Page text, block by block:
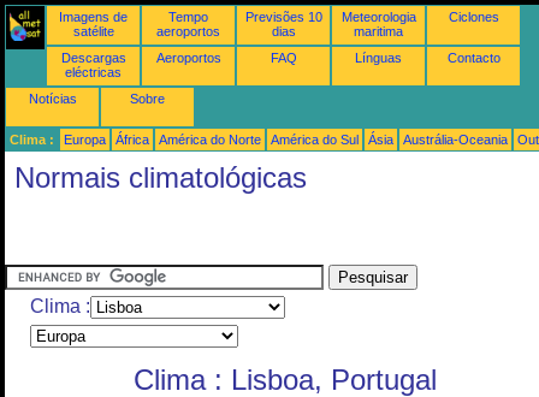
Imagens de
satélite
Tempo
aeroportos
Previsões 10
dias
Meteorologia
maritima
Ciclones
Descargas
eléctricas
Aeroportos FAQ Línguas Contacto
Notícias Sobre
Clima : Europa África América do Norte América do Sul Ásia Austrália-Oceania
Normais climatológicas
Clima :
Clima : Lisboa, Portugal